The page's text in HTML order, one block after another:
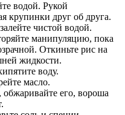
водой. Рукой
крупинки друг об друга.
чистой водой.
манипуляцию, пока
Откиньте рис на
жидкости.
воду.
масло.
его, вороша